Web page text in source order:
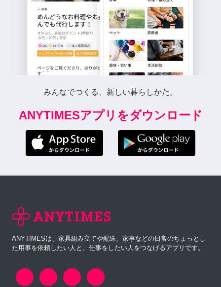
みんなでつくる、新しい暮らしかた。
ANYTIMESアプリをダウンロード
ANYTIMESは、家具組み立てや配送、家事などの日常のちょっとし
た用事を依頼したい人と、仕事をしたい人をつなげるアプリです。